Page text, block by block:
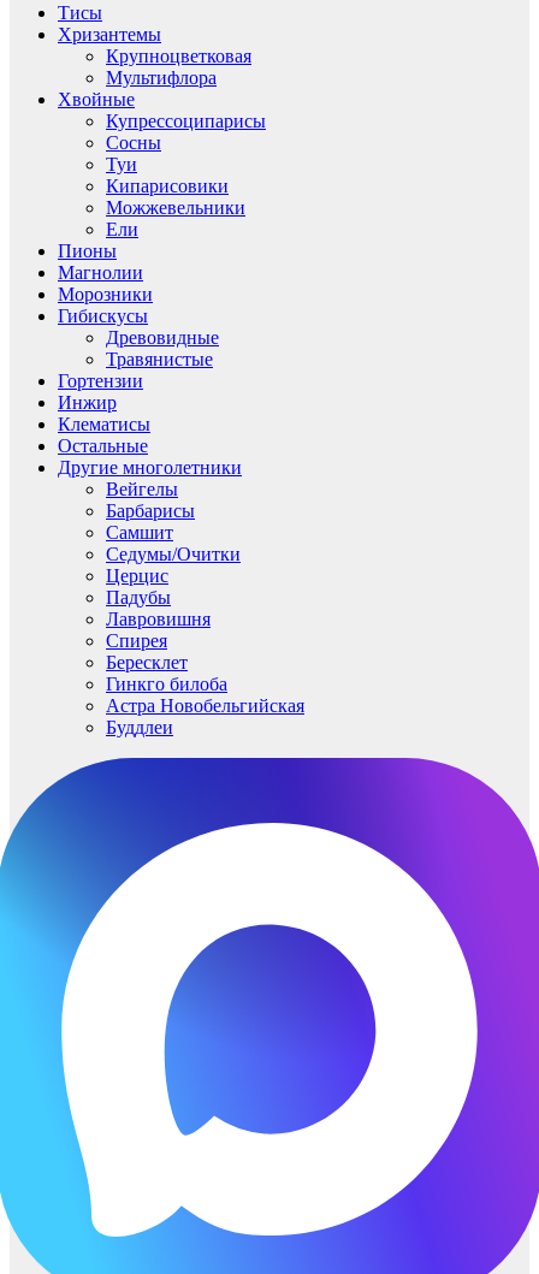
Тисы
Хризантемы
Крупноцветковая
Мультифлора
Хвойные
Купрессоципарисы
Сосны
Туи
Кипарисовики
Можжевельники
Ели
Пионы
Магнолии
Морозники
Гибискусы
Древовидные
Травянистые
Гортензии
Инжир
Клематисы
Остальные
Другие многолетники
Вейгелы
Барбарисы
Самшит
Седумы/Очитки
Церцис
Падубы
Лавровишня
Спирея
Бересклет
Гинкго билоба
Астра Новобельгийская
Буддлеи